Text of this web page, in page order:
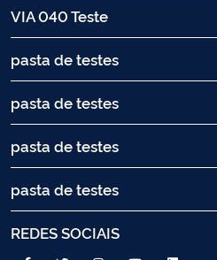
VIA 040 Teste
pasta de testes
pasta de testes
pasta de testes
pasta de testes
REDES SOCIAIS